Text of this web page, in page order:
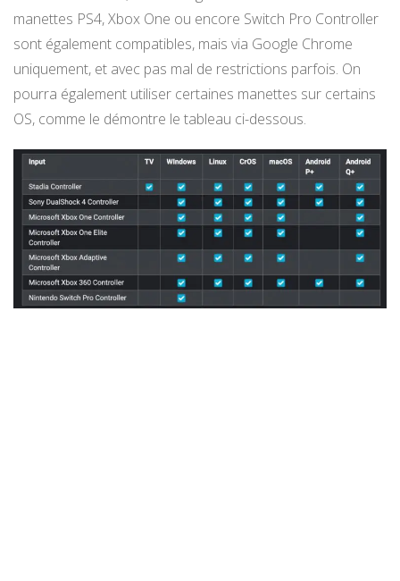
manettes PS4, Xbox One ou encore Switch Pro Controller
sont également compatibles, mais via Google Chrome
uniquement, et avec pas mal de restrictions parfois. On
pourra également utiliser certaines manettes sur certains
OS, comme le démontre le tableau ci-dessous.